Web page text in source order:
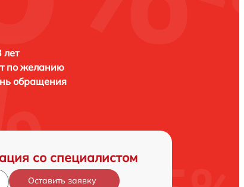
лет
по желанию
обращения
со специалистом
Оставить заявку